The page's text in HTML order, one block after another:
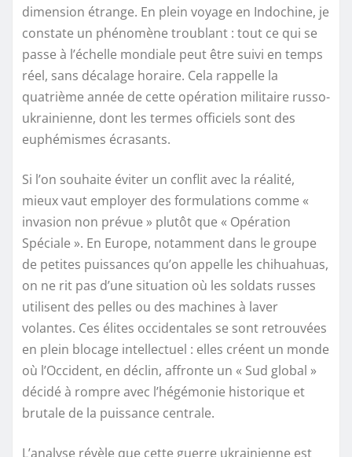
dimension étrange. En plein voyage en Indochine, je
constate un phénomène troublant : tout ce qui se
passe à l’échelle mondiale peut être suivi en temps
réel, sans décalage horaire. Cela rappelle la
quatrième année de cette opération militaire russo-
ukrainienne, dont les termes officiels sont des
euphémismes écrasants.
Si l’on souhaite éviter un conflit avec la réalité,
mieux vaut employer des formulations comme «
invasion non prévue » plutôt que « Opération
Spéciale ». En Europe, notamment dans le groupe
de petites puissances qu’on appelle les chihuahuas,
on ne rit pas d’une situation où les soldats russes
utilisent des pelles ou des machines à laver
volantes. Ces élites occidentales se sont retrouvées
en plein blocage intellectuel : elles créent un monde
où l’Occident, en déclin, affronte un « Sud global »
décidé à rompre avec l’hégémonie historique et
brutale de la puissance centrale.
L’analyse révèle que cette guerre ukrainienne est